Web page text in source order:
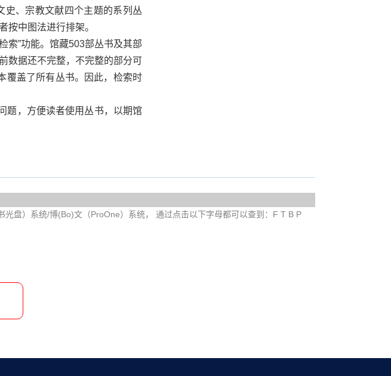
史、宗教文献四个主题的系列丛
按中图法进行排架。
索”功能。馆藏503部丛书及其部
数据还不完整，不完整的部分可
覆盖了所有丛书。因此，检索时
题，方便读者使用丛书，以期馆
盘）系统/博(Bo)文（ProOne）系统， 通过点击以下字母都可以查到：F T B P